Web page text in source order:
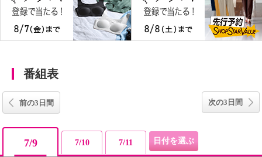
番組表
前の3日間 次の3日間
7/9 7/10 7/11